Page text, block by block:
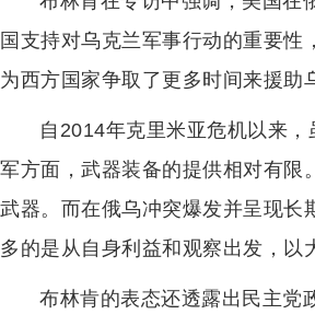
国支持对乌克兰军事行动的重要性
为西方国家争取了更多时间来援助
自2014年克里米亚危机以来
军方面，武器装备的提供相对有限
武器。而在俄乌冲突爆发并呈现长
多的是从自身利益和观察出发，以
布林肯的表态还透露出民主党